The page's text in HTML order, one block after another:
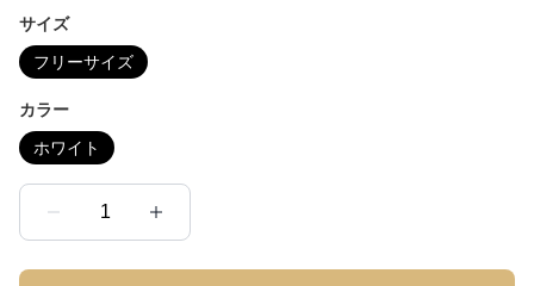
サイズ
フリーサイズ
カラー
ホワイト
1